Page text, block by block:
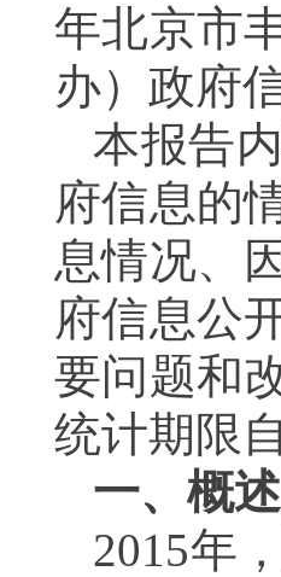
年北京市
办）政府
本报告
府信息的
息情况、
府信息公
要问题和
统计期限自
一、概述
2015年